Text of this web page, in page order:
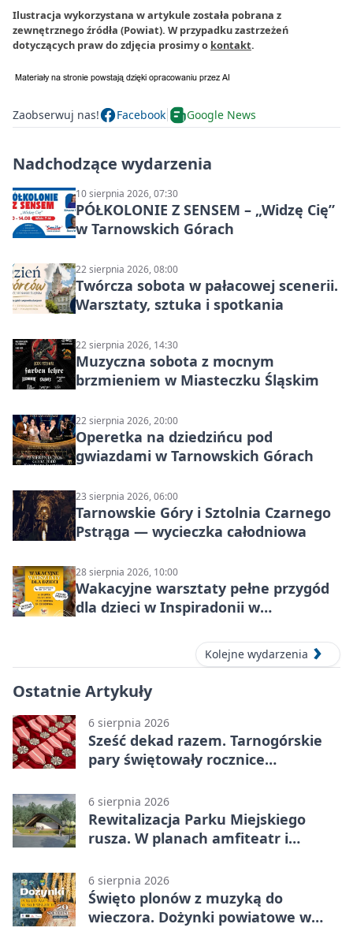
Ilustracja wykorzystana w artykule została pobrana z
zewnętrznego źródła (Powiat). W przypadku zastrzeżeń
dotyczących praw do zdjęcia prosimy o kontakt.
Zaobserwuj nas! Facebook Google News
Nadchodzące wydarzenia
10 sierpnia 2026, 07:30
PÓŁKOLONIE Z SENSEM – „Widzę Cię”
w Tarnowskich Górach
22 sierpnia 2026, 08:00
Twórcza sobota w pałacowej scenerii.
Warsztaty, sztuka i spotkania
22 sierpnia 2026, 14:30
Muzyczna sobota z mocnym
brzmieniem w Miasteczku Śląskim
22 sierpnia 2026, 20:00
Operetka na dziedzińcu pod
gwiazdami w Tarnowskich Górach
23 sierpnia 2026, 06:00
Tarnowskie Góry i Sztolnia Czarnego
Pstrąga — wycieczka całodniowa
28 sierpnia 2026, 10:00
Wakacyjne warsztaty pełne przygód
dla dzieci w Inspiradonii w
Kolejne wydarzenia
Ostatnie Artykuły
6 sierpnia 2026
Sześć dekad razem. Tarnogórskie
pary świętowały rocznice
6 sierpnia 2026
Rewitalizacja Parku Miejskiego
rusza. W planach amfiteatr i
6 sierpnia 2026
Święto plonów z muzyką do
wieczora. Dożynki powiatowe w